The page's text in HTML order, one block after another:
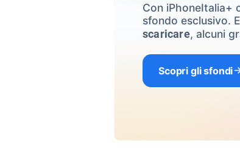
Con iPhoneItalia+
sfondo esclusivo.
scaricare, alcuni
Scopri gli sfondi